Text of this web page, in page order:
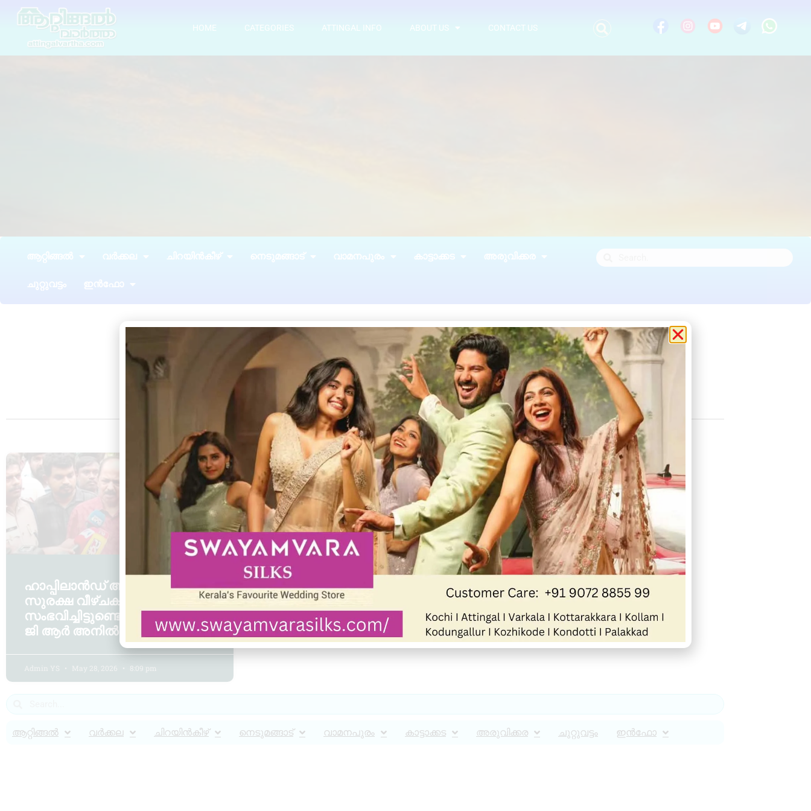
HOME CATEGORIES ATTINGAL INFO ABOUT US CONTACT US
ആറ്റിങ്ങൽ വർക്കല ചിറയിൻകീഴ് നെടുമങ്ങാട് വാമനപുരം കാട്ടാക്കട അരുവിക്കര
ചുറ്റുവട്ടം ഇൻഫോ
Tag: amusement
നെടുമങ്ങാട്
ഹാപ്പിലാൻഡ് അപകടം,
സുരക്ഷ വീഴ്ചകൾ
സംഭവിച്ചിട്ടുണ്ടെന്ന് എംഎൽഎ
ജി ആർ അനിൽ
Admin YS May 28, 2026 8:09 pm
ആറ്റിങ്ങൽ വർക്കല ചിറയിൻകീഴ് നെടുമങ്ങാട് വാമനപുരം കാട്ടാക്കട അരുവിക്കര ചുറ്റുവട്ടം ഇൻഫോ